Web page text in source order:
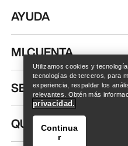
Encuentra una tienda
AYUDA
MI CUENTA
SEGUIR
QUIÉNES SOMOS
Utilizamos cookies y
tecnologías de terceros, para
experiencia, respaldar los
relevantes. Obtén más
privacidad.
Continua
r